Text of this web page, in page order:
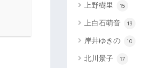
上野樹里 15
上白石萌音 13
岸井ゆきの 10
北川景子 17